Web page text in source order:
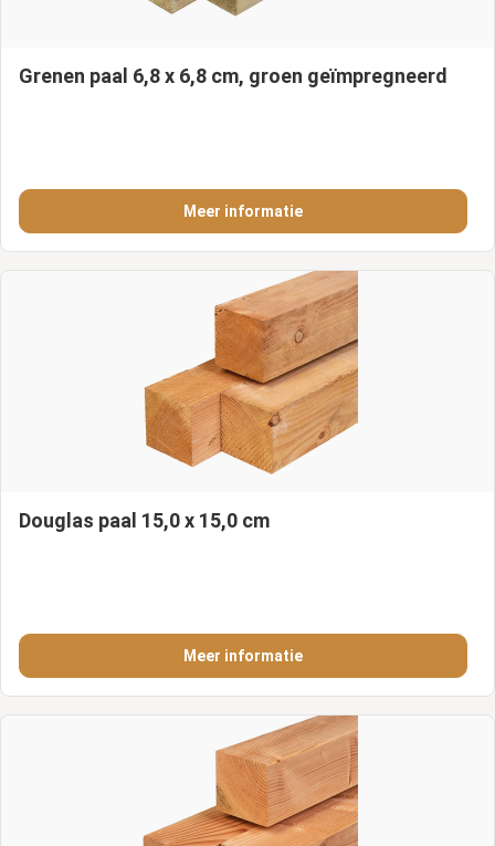
Grenen paal 6,8 x 6,8 cm, groen geïmpregneerd
Meer informatie
Douglas paal 15,0 x 15,0 cm
Meer informatie